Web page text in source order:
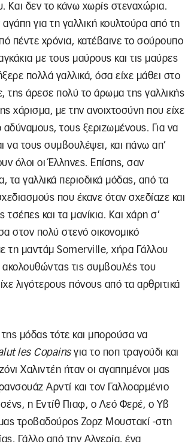
Και δεν το κάνω χωρίς στεναχώρια.
για τη γαλλική κουλτούρα από τη
πέντε χρόνια, κατέβαινε το σούρουπο
με τους μαύρους και τις μαύρες
πολλά γαλλικά, όσα είχε μάθει στο
της άρεσε πολύ το άρωμα της γαλλικής
χάρισμα, με την ανοιχτοσύνη που είχε
αδύναμους, τους ξεριζωμένους. Για να
να τους συμβουλέψει, και πάνω απ’
όλοι οι Έλληνες. Επίσης, σαν
τα γαλλικά περιοδικά μόδας, από τα
που έκανε όταν σχεδίαζε και
και τα μανίκια. Και χάρη σ’
στον πολύ στενό οικονομικό
τη μαντάμ Somerville, χήρα Γάλλου
τις συμβουλές του
λιγότερους πόνους από τα αρθριτικά
μόδας τότε και μπορούσα να
les Copainsγια το ποπ τραγούδι και
Χαλιντέη ήταν οι αγαπημένοι μας
Αρντί και τον Γαλλοαρμένιο
η Εντίθ Πιαφ, ο Λεό Φερέ, ο Υβ
μας τροβαδούρος Ζορζ Μουστακί -στη
Γάλλο από την Αλγερία, ένα